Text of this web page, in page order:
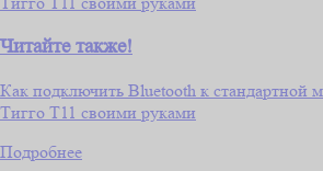
Читайте также!
Как подключить Bluetooth к стандартной
Тигго Т11 своими руками
Подробнее